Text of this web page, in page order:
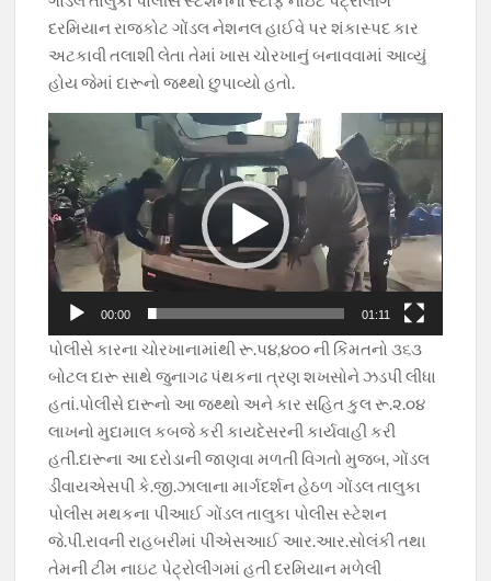
દરમિયાન રાજકોટ ગોંડલ નેશનલ હાઈવે પર શંકાસ્પદ કાર
અટકાવી તલાશી લેતા તેમાં ખાસ ચોરખાનું બનાવવામાં આવ્યું
હોય જેમાં દારૂનો જથ્થો છુપાવ્યો હતો.
Video
Player
00:00 01:11
પોલીસે કારના ચોરખાનામાંથી રૂ.૫૪,૪૦૦ ની કિંમતનો ૩૬૩
બોટલ દારૂ સાથે જુનાગઢ પંથકના ત્રણ શખસોને ઝડપી લીધા
હતાં.પોલીસે દારૂનો આ જથ્થો અને કાર સહિત કુલ રૂ.૨.૦૪
લાખનો મુદામાલ કબજે કરી કાયદેસરની કાર્યવાહી કરી
હતી.દારૂના આ દરોડાની જાણવા મળતી વિગતો મુજબ, ગોંડલ
ડીવાયએસપી કે.જી.ઝાલાના માર્ગદર્શન હેઠળ ગોંડલ તાલુકા
પોલીસ મથકના પીઆઈ ગોંડલ તાલુકા પોલીસ સ્ટેશન
જે.પી.રાવની રાહબરીમાં પીએસઆઈ આર.આર.સોલંકી તથા
તેમની ટીમ નાઇટ પેટ્રોલીંગમાં હતી દરમિયાન મળેલી